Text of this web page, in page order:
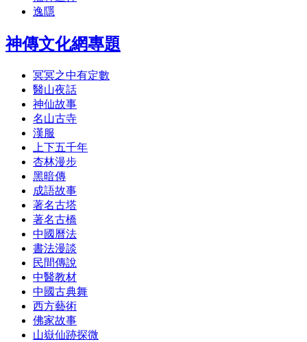
逸隱
神傳文化網專題
冥冥之中有定數
醫山夜話
神仙故事
名山古寺
漢服
上下五千年
杏林漫步
黑暗傳
成語故事
著名古塔
著名古橋
中國曆法
書法漫談
民間傳說
中醫教材
中國古典舞
西方藝術
佛家故事
山嶽仙跡探微